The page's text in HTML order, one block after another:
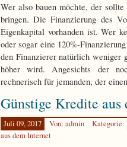
Wer also bauen möchte, der
bringen. Die Finanzierung des
Eigenkapital vorhanden ist. Wer
oder sogar eine 120%-
den Finanzierer natürlich weniger
höher wird. Angesichts der
rechnerisch für jemanden, der
Günstige Kredite aus
Juli 09, 2017 Von: admin Kategorie:
aus dem Internet